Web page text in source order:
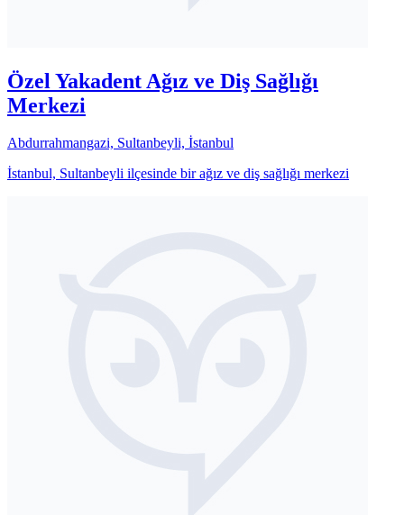
Özel Yakadent Ağız ve Diş Sağlığı
Merkezi
Abdurrahmangazi, Sultanbeyli, İstanbul
İstanbul, Sultanbeyli ilçesinde bir ağız ve diş sağlığı merkezi